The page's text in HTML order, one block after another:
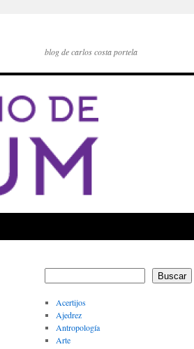
blog de carlos costa portela
Buscar
Acertijos
Ajedrez
Antropología
Arte